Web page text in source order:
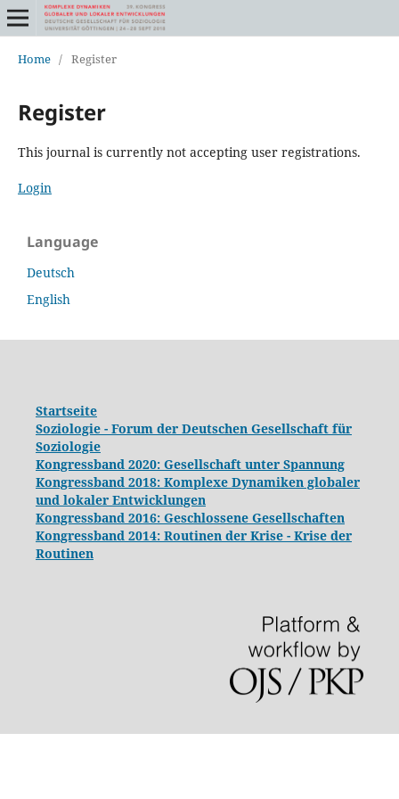
Home / Register
Register
This journal is currently not accepting user registrations.
Login
Language
Deutsch
English
Startseite
Soziologie - Forum der Deutschen Gesellschaft für
Soziologie
Kongressband 2020: Gesellschaft unter Spannung
Kongressband 2018: Komplexe Dynamiken globaler
und lokaler Entwicklungen
Kongressband 2016: Geschlossene Gesellschaften
Kongressband 2014: Routinen der Krise - Krise der
Routinen